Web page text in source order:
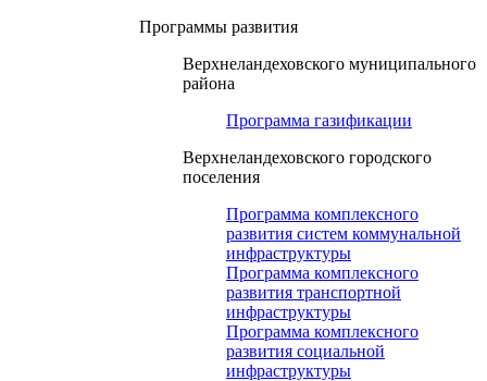
Программы развития
Верхнеландеховского муниципального
района
Программа газификации
Верхнеландеховского городского
поселения
Программа комплексного
развития систем коммунальной
инфраструктуры
Программа комплексного
развития транспортной
инфраструктуры
Программа комплексного
развития социальной
инфраструктуры